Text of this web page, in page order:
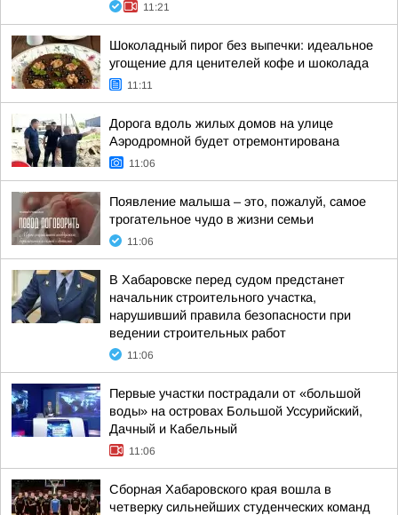
11:21
Шоколадный пирог без выпечки: идеальное
угощение для ценителей кофе и шоколада
11:11
Дорога вдоль жилых домов на улице
Аэродромной будет отремонтирована
11:06
Появление малыша – это, пожалуй, самое
трогательное чудо в жизни семьи
11:06
В Хабаровске перед судом предстанет
начальник строительного участка,
нарушивший правила безопасности при
ведении строительных работ
11:06
Первые участки пострадали от «большой
воды» на островах Большой Уссурийский,
Дачный и Кабельный
11:06
Сборная Хабаровского края вошла в
четверку сильнейших студенческих команд